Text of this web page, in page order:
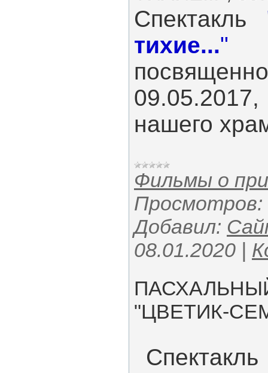
Спектакль
тихие..."
нашего
Фильмы о
Просмотров:
Добавил:
08.01.2020 |
"ЦВЕТИК-